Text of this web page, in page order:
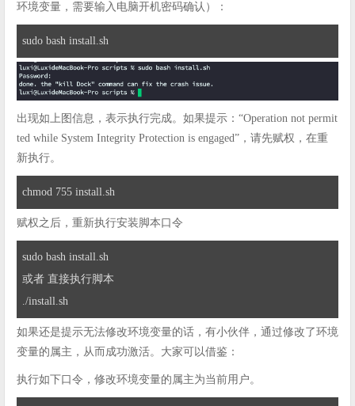
环境变量，需要输入电脑开机密码确认）：
sudo bash install.sh
出现如上图信息，表示执行完成。如果提示：“Operation not permit
ted while System Integrity Protection is engaged”，请先赋权，在重
新执行。
chmod 755 install.sh
赋权之后，重新执行安装脚本口令
sudo bash install.sh
或者 直接执行脚本
./install.sh
如果还是提示无法修改环境变量的话，有小伙伴，通过修改了环境
变量的属主，从而成功激活。大家可以借鉴：
执行如下口令，修改环境变量的属主为当前用户。